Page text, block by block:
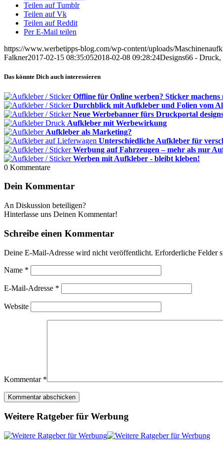
Teilen auf Tumblr
Teilen auf Vk
Teilen auf Reddit
Per E-Mail teilen
https://www.werbetipps-blog.com/wp-content/uploads/
Falkner2017-02-15 08:35:052018-02-08 09:28:24Designs66 -
Das könnte Dich auch interessieren
Offline für Online werben? Sticker machens
Durchblick mit Aufkleber und Folien vom
Neue Werbebanner fürs Druckportal
Aufkleber mit Werbewirkung
Aufkleber als Marketing?
Unterschiedliche Aufkleber für
Werbung auf Fahrzeugen – mehr als nur
Werben mit Aufkleber - bleibt kleben!
0 Kommentare
Dein Kommentar
An Diskussion beteiligen?
Hinterlasse uns Deinen Kommentar!
Schreibe einen Kommentar
Deine E-Mail-Adresse wird nicht veröffentlicht. Erforderliche Felder
Name *
E-Mail-Adresse *
Website
Kommentar *
Weitere Ratgeber für Werbung